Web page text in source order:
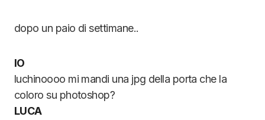
dopo un paio di settimane..
IO
luchinoooo mi mandi una jpg della porta che la
coloro su photoshop?
LUCA